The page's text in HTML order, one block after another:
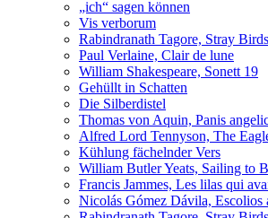
„ich“ sagen können
Vis verborum
Rabindranath Tagore, Stray
Paul Verlaine, Clair de lune
William Shakespeare, Sonett 19
Gehüllt in Schatten
Die Silberdistel
Thomas von Aquin, Panis
Alfred Lord Tennyson, The
Kühlung fächelnder Vers
William Butler Yeats, Sailing to
Francis Jammes, Les lilas qui
Nicolás Gómez Dávila,